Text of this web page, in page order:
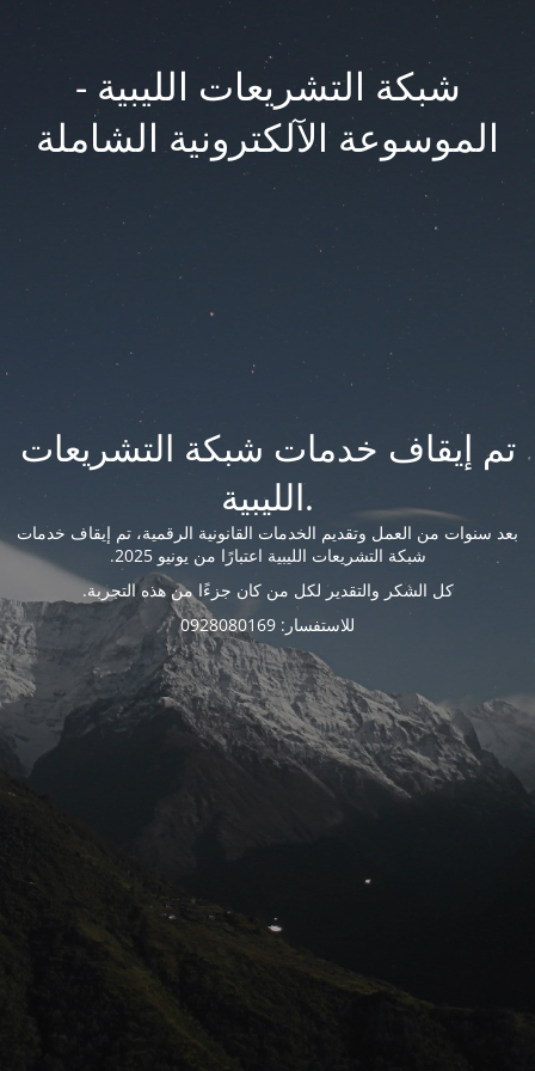
شبكة التشريعات الليبية -
الموسوعة الآلكترونية الشاملة
تم إيقاف خدمات شبكة التشريعات
الليبية.
بعد سنوات من العمل وتقديم الخدمات القانونية الرقمية، تم إيقاف خدمات
شبكة التشريعات الليبية اعتبارًا من يونيو 2025.
كل الشكر والتقدير لكل من كان جزءًا من هذه التجربة.
للاستفسار: 0928080169